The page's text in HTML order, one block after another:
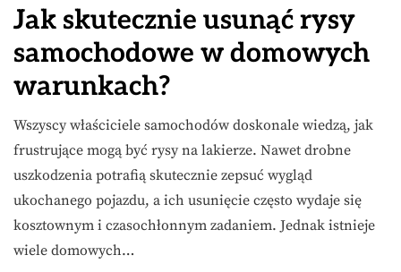
Jak skutecznie usunąć rysy
samochodowe w domowych
warunkach?
Wszyscy właściciele samochodów doskonale wiedzą, jak
frustrujące mogą być rysy na lakierze. Nawet drobne
uszkodzenia potrafią skutecznie zepsuć wygląd
ukochanego pojazdu, a ich usunięcie często wydaje się
kosztownym i czasochłonnym zadaniem. Jednak istnieje
wiele domowych…